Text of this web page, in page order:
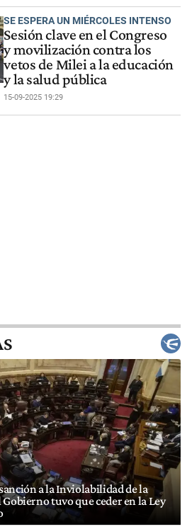
SE ESPERA UN MIÉRCOLES INTENSO
Sesión clave en el Congreso
y movilización contra los
vetos de Milei a la educación
y la salud pública
15-09-2025 19:29
a la Inviolabilidad de la
tuvo que ceder en la Ley